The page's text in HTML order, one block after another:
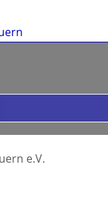
e.V.